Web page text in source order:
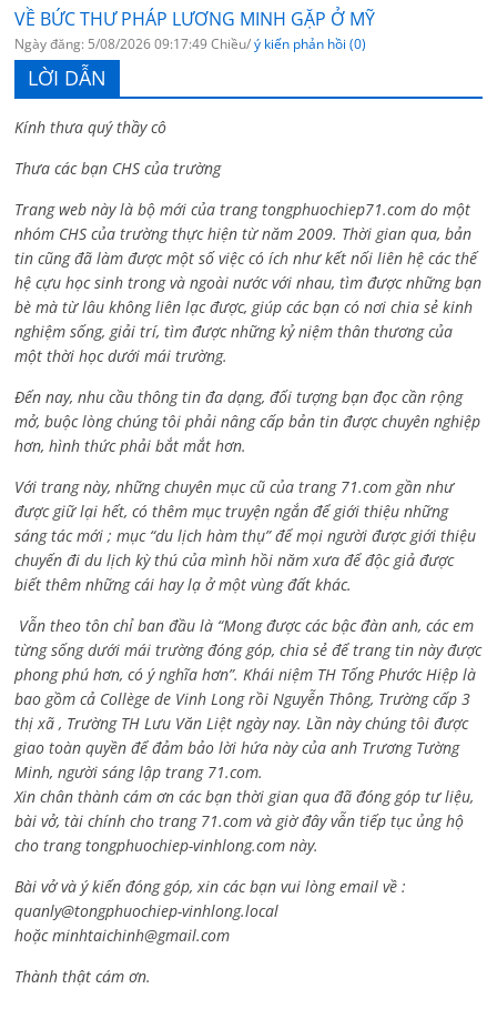
VỀ BỨC THƯ PHÁP LƯƠNG MINH GẶP Ở MỸ
Ngày đăng: 5/08/2026 09:17:49 Chiều/ý kiến phản hồi (0)
LỜI DẪN
Kính thưa quý thầy cô
Thưa các bạn CHS của trường
Trang web này là bộ mới của trang tongphuochiep71.com do một
nhóm CHS của trường thực hiện từ năm 2009. Thời gian qua, bản
tin cũng đã làm được một số việc có ích như kết nối liên hệ các thế
hệ cựu học sinh trong và ngoài nước với nhau, tìm được những bạn
bè mà từ lâu không liên lạc được, giúp các bạn có nơi chia sẻ kinh
nghiệm sống, giải trí, tìm được những kỷ niệm thân thương của
một thời học dưới mái trường.
Đến nay, nhu cầu thông tin đa dạng, đối tượng bạn đọc cần rộng
mở, buộc lòng chúng tôi phải nâng cấp bản tin được chuyên nghiệp
hơn, hình thức phải bắt mắt hơn.
Với trang này, những chuyên mục cũ của trang 71.com gần như
được giữ lại hết, có thêm mục truyện ngắn để giới thiệu những
sáng tác mới ; mục “du lịch hàm thụ” để mọi người được giới thiệu
chuyến đi du lịch kỳ thú của mình hồi năm xưa để độc giả được
biết thêm những cái hay lạ ở một vùng đất khác.
Vẫn theo tôn chỉ ban đầu là “Mong được các bậc đàn anh, các em
từng sống dưới mái trường đóng góp, chia sẻ để trang tin này được
phong phú hơn, có ý nghĩa hơn”. Khái niệm TH Tống Phước Hiệp là
bao gồm cả Collège de Vinh Long rồi Nguyễn Thông, Trường cấp 3
thị xã , Trường TH Lưu Văn Liệt ngày nay. Lần này chúng tôi được
giao toàn quyền để đảm bảo lời hứa này của anh Trương Tường
Minh, người sáng lập trang 71.com.
Xin chân thành cám ơn các bạn thời gian qua đã đóng góp tư liệu,
bài vở, tài chính cho trang 71.com và giờ đây vẫn tiếp tục ủng hộ
cho trang tongphuochiep-vinhlong.com này.
Bài vở và ý kiến đóng góp, xin các bạn vui lòng email về :
quanly@tongphuochiep-vinhlong.local
hoặcminhtaichinh@gmail.com
Thành thật cám ơn.